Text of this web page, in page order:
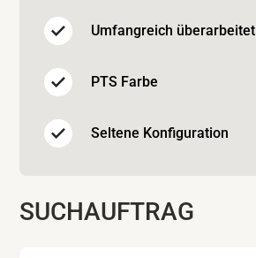
Umfangreich überarbeitet
PTS Farbe
Seltene Konfiguration
SUCHAUFTRAG